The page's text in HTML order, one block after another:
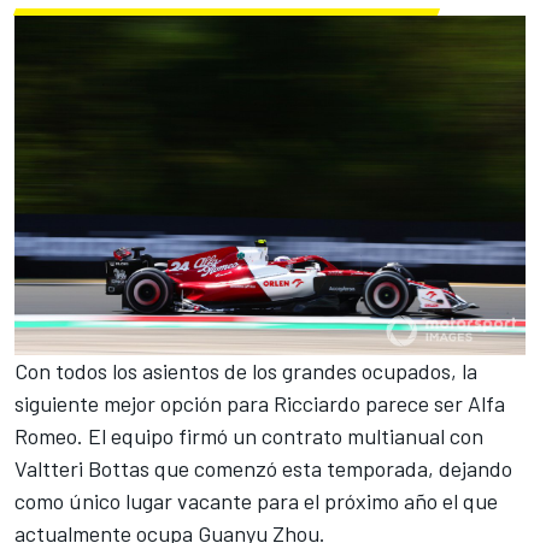
Con todos los asientos de los grandes ocupados, la
siguiente mejor opción para Ricciardo parece ser Alfa
Romeo. El equipo firmó un contrato multianual con
Valtteri Bottas que comenzó esta temporada, dejando
como único lugar vacante para el próximo año el que
actualmente ocupa Guanyu Zhou.